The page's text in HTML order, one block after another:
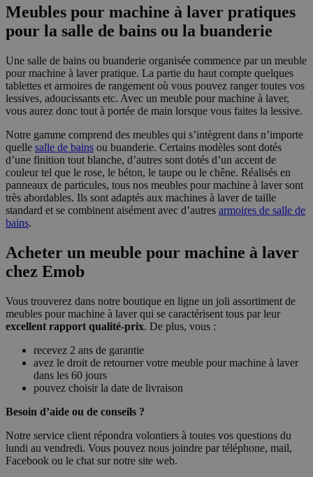
Meubles pour machine à laver pratiques
pour la salle de bains ou la buanderie
Une salle de bains ou buanderie organisée commence par un meuble
pour machine à laver pratique. La partie du haut compte quelques
tablettes et armoires de rangement où vous pouvez ranger toutes vos
lessives, adoucissants etc. Avec un meuble pour machine à laver,
vous aurez donc tout à portée de main lorsque vous faites la lessive.
Notre gamme comprend des meubles qui s’intègrent dans n’importe
quelle salle de bains ou buanderie. Certains modèles sont dotés
d’une finition tout blanche, d’autres sont dotés d’un accent de
couleur tel que le rose, le béton, le taupe ou le chêne. Réalisés en
panneaux de particules, tous nos meubles pour machine à laver sont
très abordables. Ils sont adaptés aux machines à laver de taille
standard et se combinent aisément avec d’autres armoires de salle de
bains.
Acheter un meuble pour machine à laver
chez Emob
Vous trouverez dans notre boutique en ligne un joli assortiment de
meubles pour machine à laver qui se caractérisent tous par leur
excellent rapport qualité-prix. De plus, vous :
recevez 2 ans de garantie
avez le droit de retourner votre meuble pour machine à laver
dans les 60 jours
pouvez choisir la date de livraison
Besoin d’aide ou de conseils ?
Notre service client répondra volontiers à toutes vos questions du
lundi au vendredi. Vous pouvez nous joindre par téléphone, mail,
Facebook ou le chat sur notre site web.